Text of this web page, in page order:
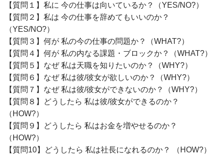
【質問１】私に 今の仕事は向いているか？（YES/NO?）
【質問２】私は 今の仕事を辞めてもいいのか？
（YES/NO?）
【質問３】何が 私の今の仕事の問題か？（WHAT?）
【質問４】何が 私の内なる課題・ブロックか？（WHAT?）
【質問５】なぜ 私は天職を知りたいのか？（WHY?）
【質問６】なぜ 私は彼/彼女が欲しいのか？（WHY?）
【質問７】なぜ 私は彼/彼女ができないのか？（WHY?）
【質問８】どうしたら 私は彼/彼女ができるのか？
（HOW?）
【質問９】どうしたら 私はお金を増やせるのか？
（HOW?）
【質問10】どうしたら 私は社長になれるのか？ （HOW?）